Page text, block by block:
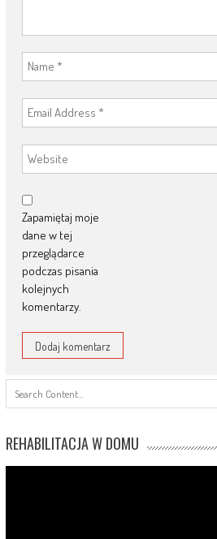
Zapamiętaj moje
dane w tej
przeglądarce
podczas pisania
kolejnych
komentarzy.
REHABILITACJA W DOMU